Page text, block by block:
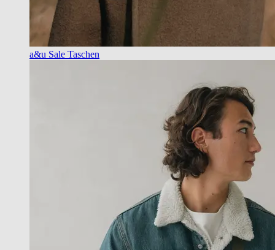
a&u Sale Taschen